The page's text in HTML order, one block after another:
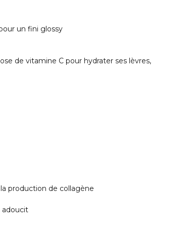
un fini glossy
de vitamine C pour hydrater ses lèvres,
production de collagène
adoucit